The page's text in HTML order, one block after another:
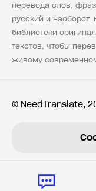
перевода слов,
русский и
библиотеки
текстов, чтобы
живому
© NeedTranslate,